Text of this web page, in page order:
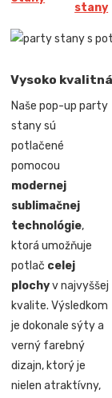
stany
Vysoko
Naše pop-up party
stany sú
potlačené
pomocou
modernej
sublimačnej
technológie,
ktorá umožňuje
potlač celej
plochyv najvyššej
kvalite. Výsledkom
je dokonale sýty a
verný farebný
dizajn, ktorý je
nielen atraktívny,